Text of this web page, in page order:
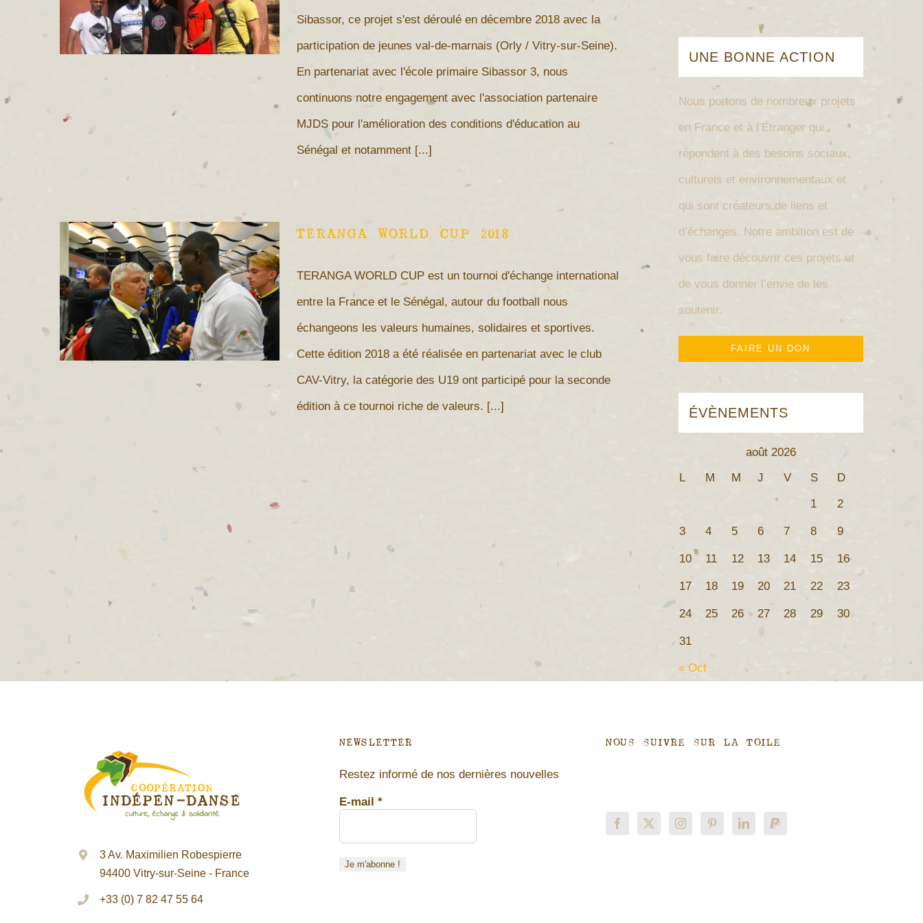
Sibassor, ce projet s'est déroulé en décembre 2018 avec la
participation de jeunes val-de-marnais (Orly / Vitry-sur-Seine).
En partenariat avec l'école primaire Sibassor 3, nous
continuons notre engagement avec l'association partenaire
MJDS pour l'amélioration des conditions d'éducation au
Sénégal et notamment [...]
TERANGA WORLD CUP 2018
TERANGA WORLD CUP est un tournoi d'échange international
entre la France et le Sénégal, autour du football nous
échangeons les valeurs humaines, solidaires et sportives.
Cette édition 2018 a été réalisée en partenariat avec le club
CAV-Vitry, la catégorie des U19 ont participé pour la seconde
édition à ce tournoi riche de valeurs. [...]
UNE BONNE ACTION
Nous portons de nombreux projets
en France et à l’Étranger qui
répondent à des besoins sociaux,
culturels et environnementaux et
qui sont créateurs de liens et
d’échanges. Notre ambition est de
vous faire découvrir ces projets et
de vous donner l’envie de les
soutenir.
FAIRE UN DON
ÉVÈNEMENTS
août 2026
L
M M J V S
D
1
2
3 4 5 6 7 8 9
10 11 12 13 14 15 16
17 18 19 20 21 22 23
24 25 26 27 28 29 30
31
« Oct
3 Av. Maximilien Robespierre
94400 Vitry-sur-Seine - France
+33 (0) 7 82 47 55 64
NEWSLETTER
Restez informé de nos dernières nouvelles
E-mail*
Nous suivre sur la toile